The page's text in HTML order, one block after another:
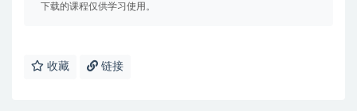
下载的课程仅供学习使用。
收藏 链接